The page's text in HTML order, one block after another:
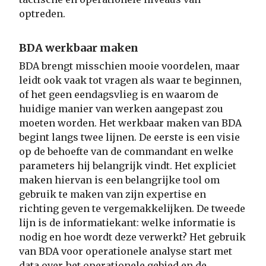
optreden.
BDA werkbaar maken
BDA brengt misschien mooie voordelen, maar
leidt ook vaak tot vragen als waar te beginnen,
of het geen eendagsvlieg is en waarom de
huidige manier van werken aangepast zou
moeten worden. Het werkbaar maken van BDA
begint langs twee lijnen. De eerste is een visie
op de behoefte van de commandant en welke
parameters hij belangrijk vindt. Het expliciet
maken hiervan is een belangrijke tool om
gebruik te maken van zijn expertise en
richting geven te vergemakkelijken. De tweede
lijn is de informatiekant: welke informatie is
nodig en hoe wordt deze verwerkt? Het gebruik
van BDA voor operationele analyse start met